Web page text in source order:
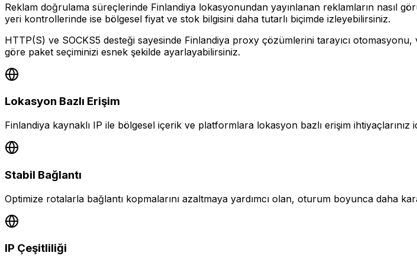
Reklam doğrulama süreçlerinde Finlandiya lokasyonundan yayınlanan reklamların nasıl
yeri kontrollerinde ise bölgesel fiyat ve stok bilgisini daha tutarlı biçimde izleyebilirsiniz.
HTTP(S) ve SOCKS5 desteği sayesinde Finlandiya proxy çözümlerini tarayıcı
göre paket seçiminizi esnek şekilde ayarlayabilirsiniz.
Lokasyon Bazlı Erişim
Finlandiya kaynaklı IP ile bölgesel içerik ve platformlara lokasyon bazlı erişim ihtiyaçlarınız
Stabil Bağlantı
Optimize rotalarla bağlantı kopmalarını azaltmaya yardımcı olan, oturum boyunca daha
IP Çeşitliliği